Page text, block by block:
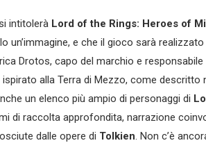
intitolerà Lord of the Rings: Heroes of
un’immagine, e che il gioco sarà
Drotos, capo del marchio e responsabile
alla Terra di Mezzo, come descritto
un elenco più ampio di personaggi di
di raccolta approfondita, narrazione
dalle opere di Tolkien. Non c’è